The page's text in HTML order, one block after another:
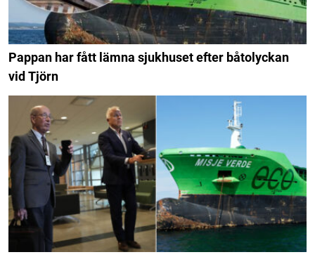
Pappan har fått lämna sjukhuset efter båtolyckan
vid Tjörn